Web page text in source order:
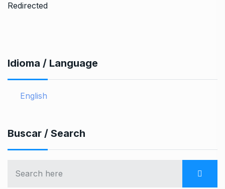
Redirected
Idioma / Language
English
Buscar / Search